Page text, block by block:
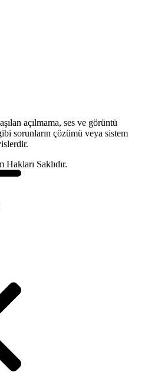
açılmama, ses ve görüntü
sorunların çözümü veya sistem
Saklıdır.